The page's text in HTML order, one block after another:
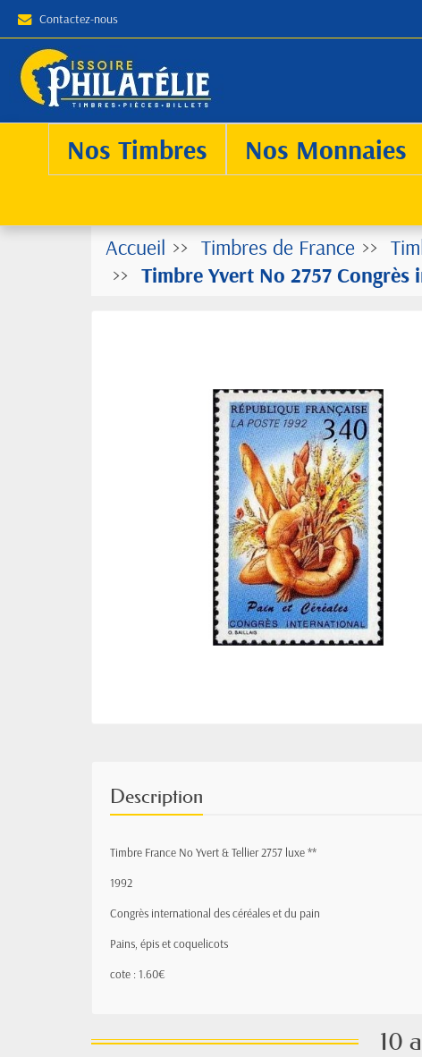
Contactez-nous
Nos Timbres Nos Monnaies
Accueil Timbres de France
Timbre Yvert No 2757
Description
Timbre France No Yvert & Tellier 2757 luxe **
1992
Congrès international des céréales et du pain
Pains, épis et coquelicots
cote : 1.60€
10